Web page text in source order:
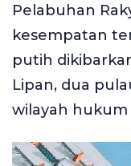
Pelabuhan
kesempatan
putih
Lipan, dua
wilayah hukum